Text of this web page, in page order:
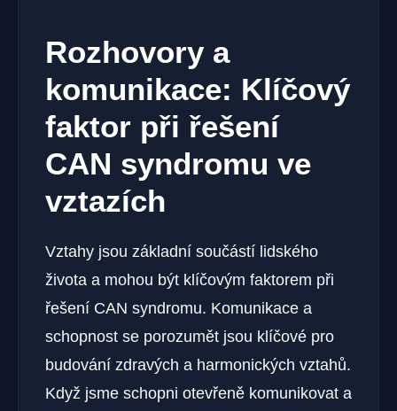
Rozhovory a
komunikace: Klíčový
faktor při řešení
CAN syndromu ‍ve
vztazích
Vztahy jsou základní součástí lidského
⁣života a mohou být klíčovým ‌faktorem při
řešení CAN syndromu. Komunikace a
schopnost se porozumět jsou klíčové pro
budování zdravých a harmonických vztahů.
Když jsme schopni otevřeně komunikovat​ a